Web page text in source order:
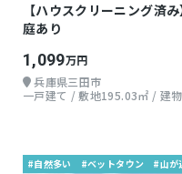
【ハウスクリーニング済
庭あり
1,099万円
兵庫県三田市
一戸建て / 敷地195.03㎡ / 建
#自然多い #ベットタウン #山が